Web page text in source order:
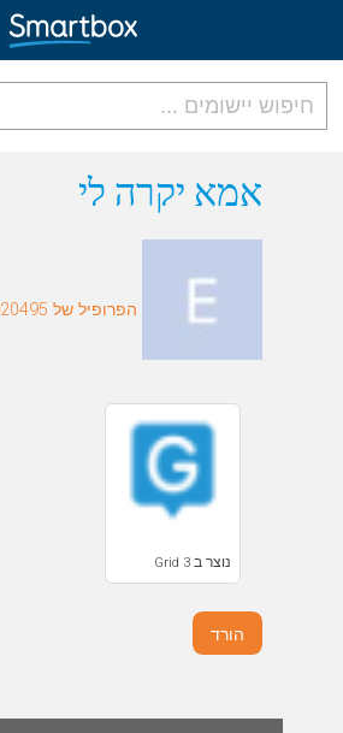
גריד אונליין
הירשם לאתר
אמא יקרה לי
הפרופיל של Em-920495
נוצר ב Grid 3
הורד